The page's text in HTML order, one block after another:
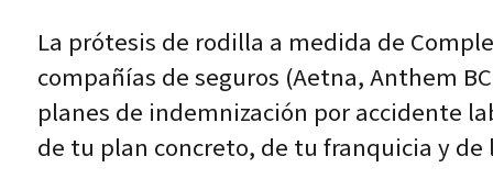
La prótesis de rodilla a medida de
compañías de seguros (Aetna, Anthem
planes de indemnización por accidente
de tu plan concreto, de tu franquicia y